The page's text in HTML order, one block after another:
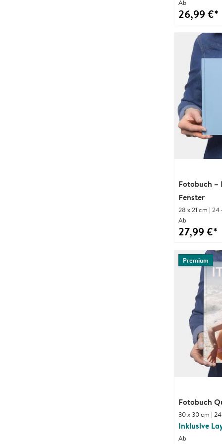
Ab
26,99 €*
Premium
Fotobuch
30 x 30 cm |
Inklusive
Ab
Fotobuch –
Fenster
28 x 21 cm | 24
Ab
27,99 €*